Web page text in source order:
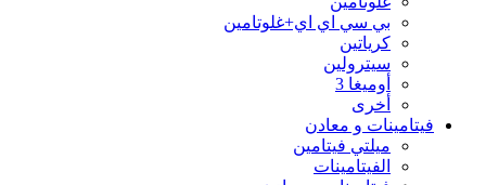
بي سي اي اي+غلوتامين
كرياتين
سيترولين
أوميغا 3
أخرى
فيتامينات و معادن
ميلتي فيتامين
الفيتامينات